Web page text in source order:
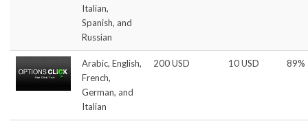
Italian,
Spanish, and
Russian
Arabic, English,
French,
German, and
Italian
200 USD 10 USD 89%